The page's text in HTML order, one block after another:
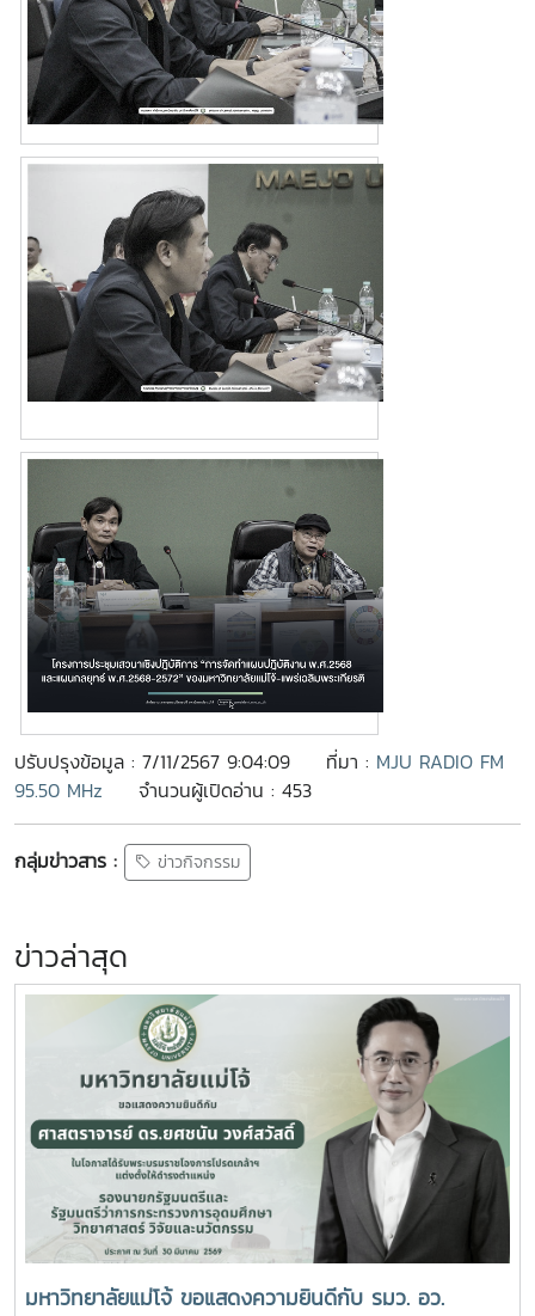
ปรับปรุงข้อมูล : 7/11/2567 9:04:09 ที่มา : MJU RADIO FM
95.50 MHz
จำนวนผู้เปิดอ่าน : 453
กลุ่มข่าวสาร : ข่าวกิจกรรม
ข่าวล่าสุด
มหาวิทยาลัยแม่โจ้ ขอแสดงความยินดีกับ รมว. อว.